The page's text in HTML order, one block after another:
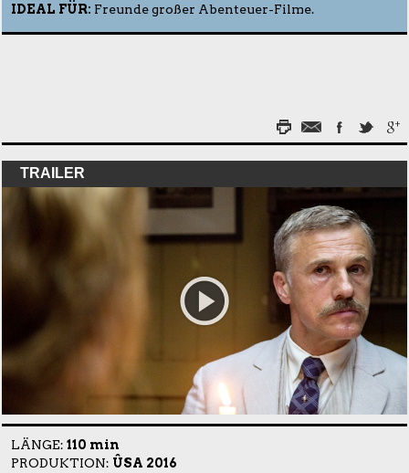
IDEAL FÜR: Freunde großer Abenteuer-Filme.
TRAILER
LÄNGE: 110 min
PRODUKTION: ÛSA 2016